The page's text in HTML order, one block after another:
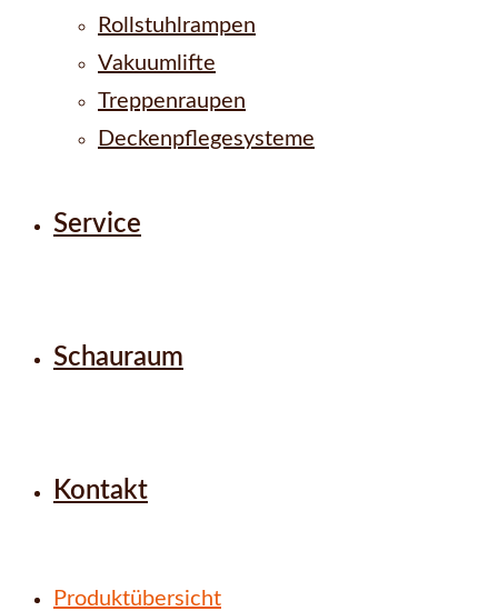
Rollstuhlrampen
Vakuumlifte
Treppenraupen
Deckenpflegesysteme
Service
Schauraum
Kontakt
Produktübersicht